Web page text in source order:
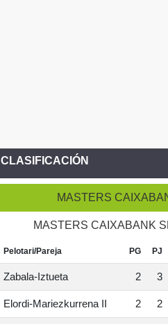
CLASIFICACIÓN
MASTERS
MASTERS CAIXABANK
Pelotari/Pareja PG PJ
Zabala-Iztueta 2 3
Elordi-Mariezkurrena II 2 2